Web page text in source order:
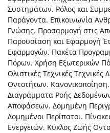
Συστημάτων. Ρόλος και
Παράγοντα. Επικοινωνία
Γνώσης. Προσαρμογή στις
Παρουσίαση και Εφαρμογή
Εφαρμογών. Πακέτα
Πόρων. Χρήση Εξωτερικών
Ολιστικές Τεχνικές
Οντοτήτων. Κανονικοποίηση.
Διαγράμματα Ροής
Αποφάσεων. Δομημένη
Δομημένοι Περίπατοι.
Ενεργειών. Κύκλος Ζωής